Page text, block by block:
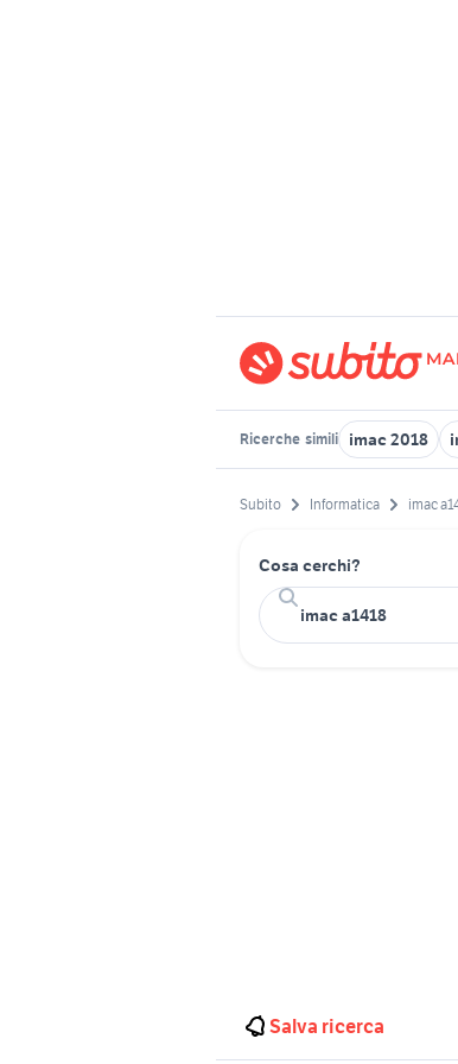
Ricerche simili imac 2018
Subito Informatica imac
Cosa cerchi?
Salva ricerca